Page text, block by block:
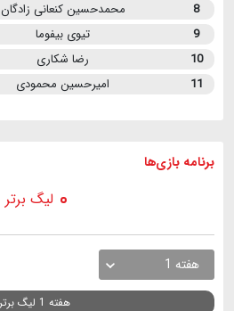
8
محمدحسین کنعانی زادگان
9
تیوی بیفوما
10
رضا شکاری
11
امیرحسین محمودی
برنامه بازی ها
لیگ برتر
هفته 1
هفته 1 لیگ برتر